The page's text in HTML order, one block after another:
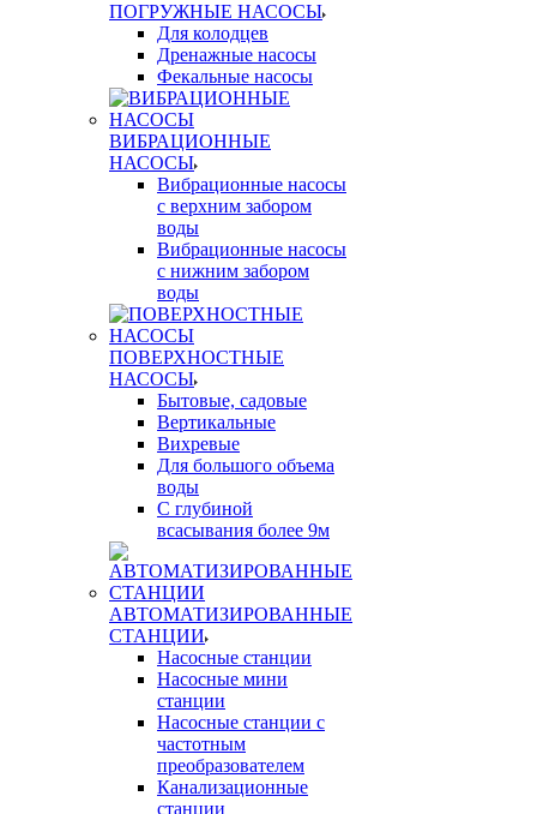
ПОГРУЖНЫЕ НАСОСЫ
Для колодцев
Дренажные насосы
Фекальные насосы
ВИБРАЦИОННЫЕ
НАСОСЫ
Вибрационные насосы
с верхним забором
воды
Вибрационные насосы
с нижним забором
воды
ПОВЕРХНОСТНЫЕ
НАСОСЫ
Бытовые, садовые
Вертикальные
Вихревые
Для большого объема
воды
С глубиной
всасывания более 9м
АВТОМАТИЗИРОВАННЫЕ
СТАНЦИИ
Насосные станции
Насосные мини
станции
Насосные станции с
частотным
преобразователем
Канализационные
станции